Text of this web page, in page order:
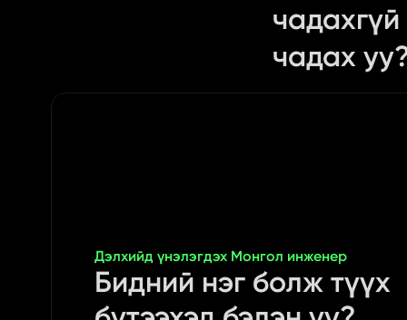
чадах
Дэлхийд үнэлэгдэх Монгол инженер
Бидний нэг болж түүх